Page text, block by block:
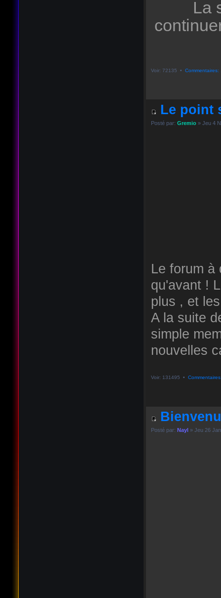
La
Voir: 72135 • Commentaires:
Le point
Posté par: Gremio» Jeu 4
Le forum à
qu'avant !
plus , et
A la suite
simple
nouvelles
Voir: 131495 •
Posté par: Nayl» Jeu 26